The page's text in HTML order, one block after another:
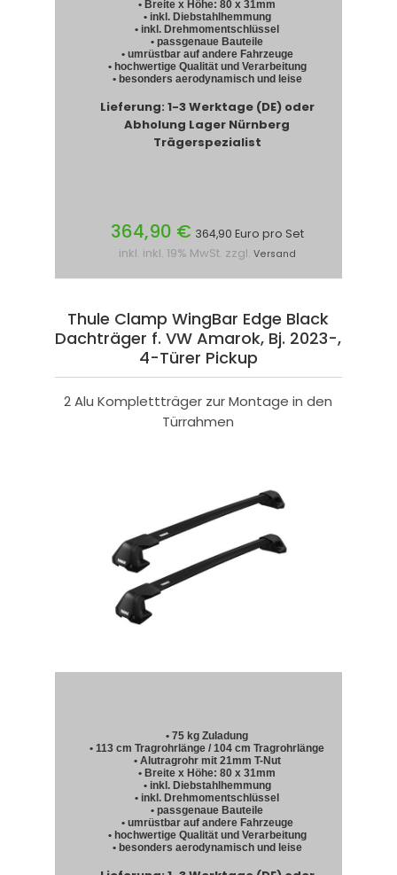
• Breite x Höhe: 80 x 31mm
• inkl. Diebstahlhemmung
• inkl. Drehmomentschlüssel
• passgenaue Bauteile
• umrüstbar auf andere Fahrzeuge
• hochwertige Qualität und Verarbeitung
• besonders aerodynamisch und leise
Lieferung: 1-3 Werktage (DE) oder
Abholung Lager Nürnberg
Trägerspezialist
364,90 € 364,90 Euro pro Set
inkl. inkl. 19% MwSt. zzgl. Versand
Thule Clamp WingBar Edge Black
Dachträger f. VW Amarok, Bj. 2023-,
4-Türer Pickup
2 Alu Komplettträger zur Montage in den
Türrahmen
• 75 kg Zuladung
• 113 cm Tragrohrlänge / 104 cm Tragrohrlänge
• Alutragrohr mit 21mm T-Nut
• Breite x Höhe: 80 x 31mm
• inkl. Diebstahlhemmung
• inkl. Drehmomentschlüssel
• passgenaue Bauteile
• umrüstbar auf andere Fahrzeuge
• hochwertige Qualität und Verarbeitung
• besonders aerodynamisch und leise